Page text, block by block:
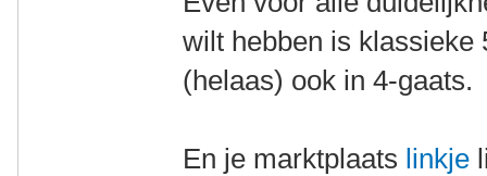
wilt hebben is klassieke
(helaas) ook in 4-gaats.
En je marktplaats linkje